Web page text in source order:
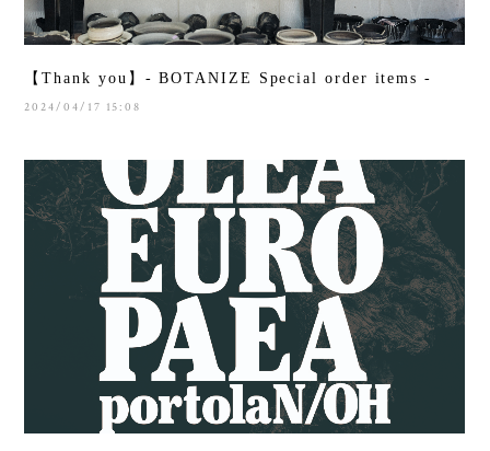
【Thank you】- BOTANIZE Special order items -
2024/04/17 15:08